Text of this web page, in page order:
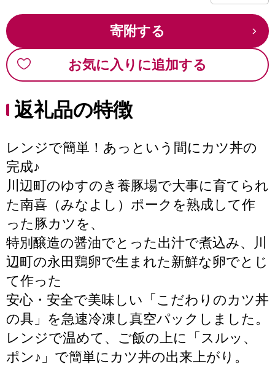
寄附する
お気に入りに追加する
返礼品の特徴
レンジで簡単！あっという間にカツ丼の
完成♪
川辺町のゆすのき養豚場で大事に育てられ
た南喜（みなよし）ポークを熟成して作
った豚カツを、
特別醸造の醤油でとった出汁で煮込み、川
辺町の永田鶏卵で生まれた新鮮な卵でとじ
て作った
安心・安全で美味しい「こだわりのカツ丼
の具」を急速冷凍し真空パックしました。
レンジで温めて、ご飯の上に「スルッ、
ポン♪」で簡単にカツ丼の出来上がり。